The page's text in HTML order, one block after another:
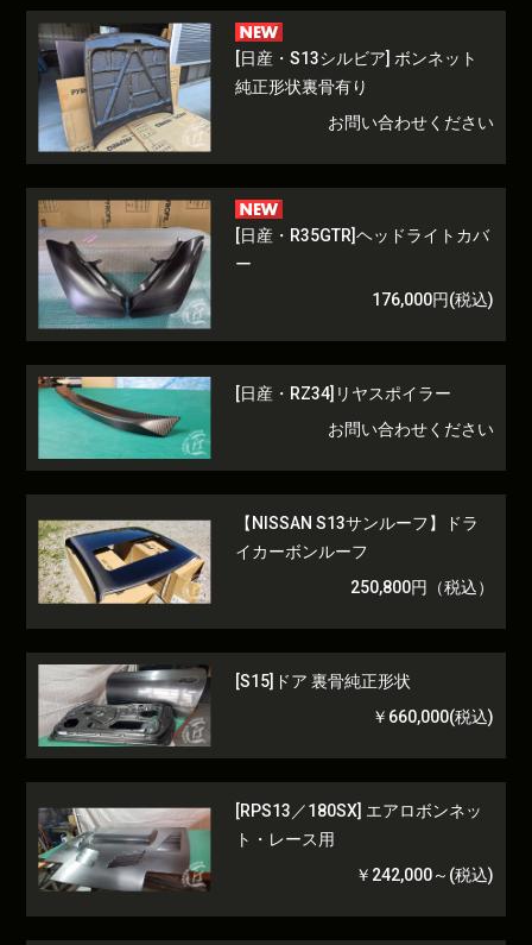
[日産・S13シルビア] ボンネット
純正形状裏骨有り
お問い合わせください
[日産・R35GTR]ヘッドライトカバ
ー
176,000円(税込)
[日産・RZ34]リヤスポイラー
お問い合わせください
【NISSAN S13サンルーフ】ドラ
イカーボンルーフ
250,800円（税込）
[S15]ドア 裏骨純正形状
￥660,000(税込)
[RPS13／180SX] エアロボンネッ
ト・レース用
￥242,000～(税込)